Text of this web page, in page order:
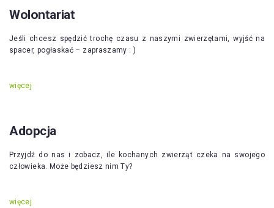
Wolontariat
Jeśli chcesz spędzić trochę czasu z naszymi zwierzętami, wyjść na
spacer, pogłaskać – zapraszamy : )
więcej
Adopcja
Przyjdź do nas i zobacz, ile kochanych zwierząt czeka na swojego
człowieka. Może będziesz nim Ty?
więcej